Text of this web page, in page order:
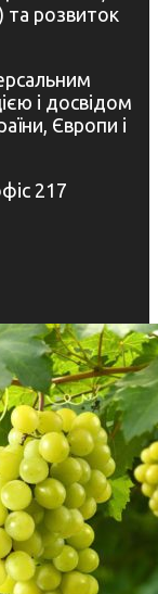
та розвиток
і досвідом
Європи і
217